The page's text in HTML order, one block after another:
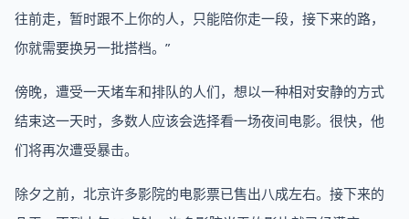
往前走，暂时跟不上你的人，只能陪你走一段，接下来的路，
你就需要换另一批搭档。”
傍晚，遭受一天堵车和排队的人们，想以一种相对安静的方式
结束这一天时，多数人应该会选择看一场夜间电影。很快，他
们将再次遭受暴击。
除夕之前，北京许多影院的电影票已售出八成左右。接下来的